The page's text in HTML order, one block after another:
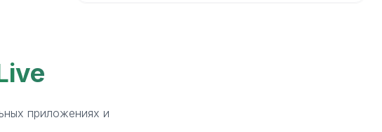
приложениях и